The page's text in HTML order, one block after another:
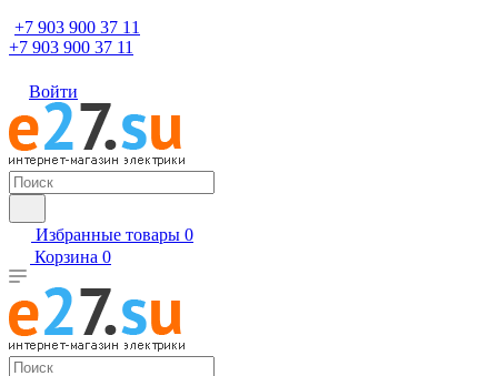
+7 903 900 37 11
+7 903 900 37 11
Войти
Избранные товары 0
Корзина 0